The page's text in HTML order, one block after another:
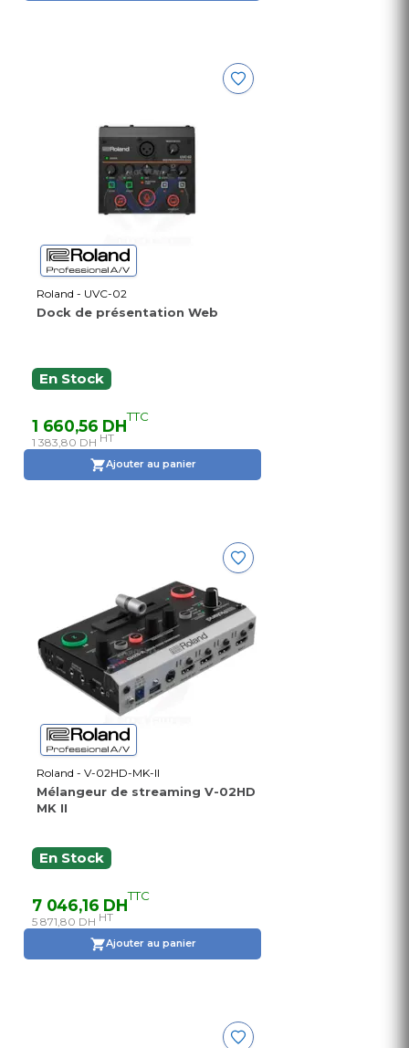
Roland - UVC-02
Dock de présentation Web
En Stock
1 660,56 DHTTC
1 383,80 DH HT
Ajouter au panier
Roland - V-02HD-MK-II
Mélangeur de streaming V-02HD
MK II
En Stock
7 046,16 DHTTC
5 871,80 DH HT
Ajouter au panier